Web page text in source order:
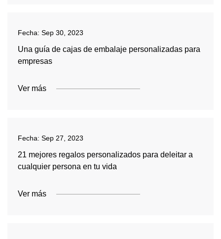
Fecha: Sep 30, 2023
Una guía de cajas de embalaje personalizadas para
empresas
Ver más
Fecha: Sep 27, 2023
21 mejores regalos personalizados para deleitar a
cualquier persona en tu vida
Ver más